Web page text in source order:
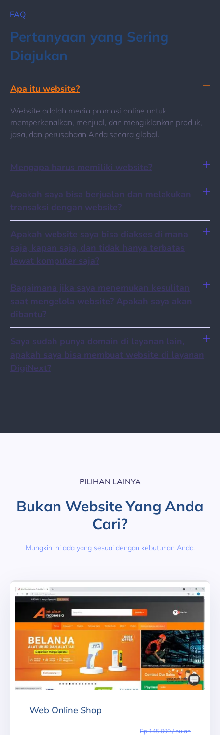
FAQ
Pertanyaan yang Sering
Diajukan
Apa itu website?
Website adalah media promosi online untuk
memperkenalkan, menjual, dan mengiklankan produk,
jasa, dan perusahaan Anda secara global.
Mengapa harus memiliki website?
Apakah saya bisa berjualan dan melakukan
transaksi dengan website?
Apakah website saya bisa diakses di mana
saja, kapan saja, dan tidak hanya terbatas
lewat komputer saja?
Bagaimana jika saya menemukan kesulitan
saat mengelola website? Apakah saya akan
dibantu?
Saya sudah punya domain di layanan lain,
apakah saya bisa membuat website di layanan
DigiNext?
PILIHAN LAINYA
Bukan Website Yang Anda
Cari?
Mungkin ini ada yang sesuai dengan kebutuhan Anda.
Web Online Shop
Rp 145.000 / bulan